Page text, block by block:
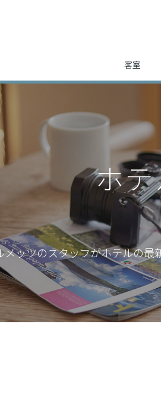
客室
ホ
メッツのスタッフがホテルの最